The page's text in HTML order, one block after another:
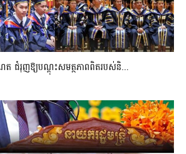
ជំរុញឱ្យបណ្តុះសមត្ថភាពពិតរបស់និ...